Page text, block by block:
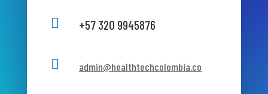
 +57 320 9945876
 admin@healthtechcolombia.co